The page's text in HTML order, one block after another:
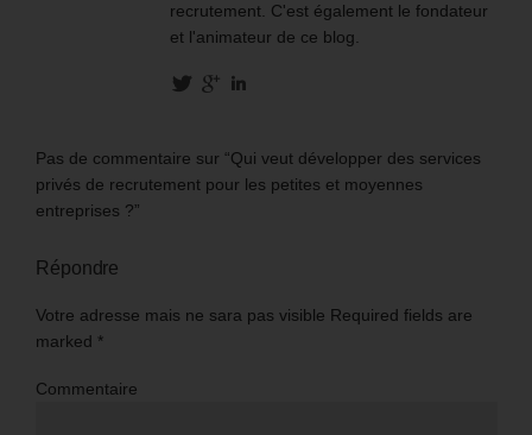
recrutement. C'est également le fondateur
et l'animateur de ce blog.
Pas de commentaire sur “Qui veut développer des services
privés de recrutement pour les petites et moyennes
entreprises ?”
Répondre
Votre adresse mais ne sara pas visible Required fields are
marked *
Commentaire